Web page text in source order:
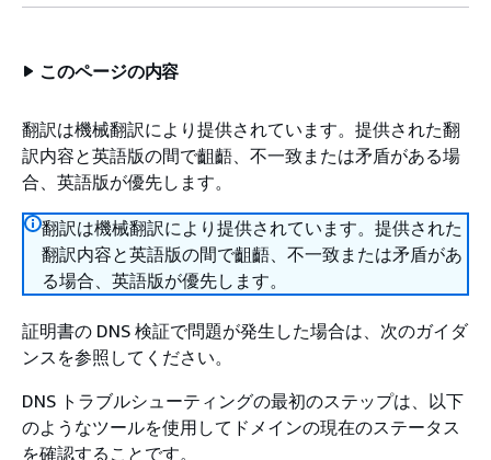
このページの内容
翻訳は機械翻訳により提供されています。提供された翻
訳内容と英語版の間で齟齬、不一致または矛盾がある場
合、英語版が優先します。
翻訳は機械翻訳により提供されています。提供された
翻訳内容と英語版の間で齟齬、不一致または矛盾があ
る場合、英語版が優先します。
証明書の DNS 検証で問題が発生した場合は、次のガイダ
ンスを参照してください。
DNS トラブルシューティングの最初のステップは、以下
のようなツールを使用してドメインの現在のステータス
を確認することです。